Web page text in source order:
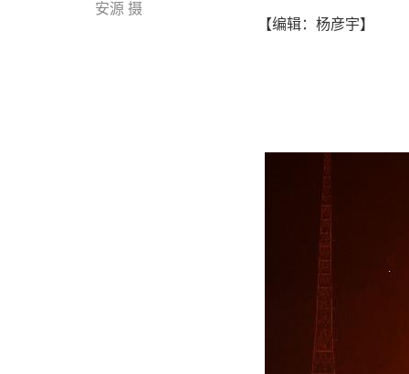
安源 摄
【编辑：杨彦宇】